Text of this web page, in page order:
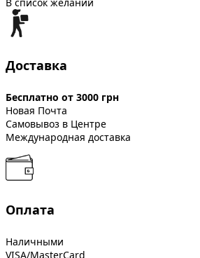
Доставка
Бесплатно от 3000 грн
Новая Почта
Самовывоз в Центре
Международная доставка
Оплата
Наличными
VISA/MasterCard